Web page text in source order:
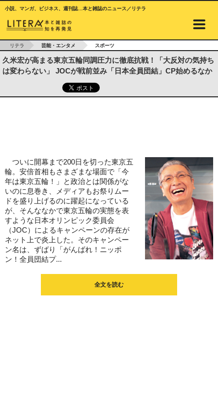
小説、マンガ、ビジネス、週刊誌…本と雑誌のニュース／リテラ
リテラ 芸能・エンタメ スポーツ
久米宏が高まる東京五輪同調圧力に徹底抗戦！「大反対の気持ち
は変わらない」 JOCが戦前並み「日本全員団結」CP始めるなか
ついに開幕まで200日を切った東京五
輪。安倍首相もさまざまな場面で「今
年は東京五輪！」と政治とは関係がな
いのに息巻き、メディアもお祭りムー
ドを盛り上げるのに躍起になっている
が、そんななかで東京五輪の実態を表
すような日本オリンピック委員会
（JOC）によるキャンペーンの存在が
ネット上で炎上した。そのキャンペー
ン名は、ずばり「がんばれ！ニッポ
ン！全員団結プ...
全文を読む